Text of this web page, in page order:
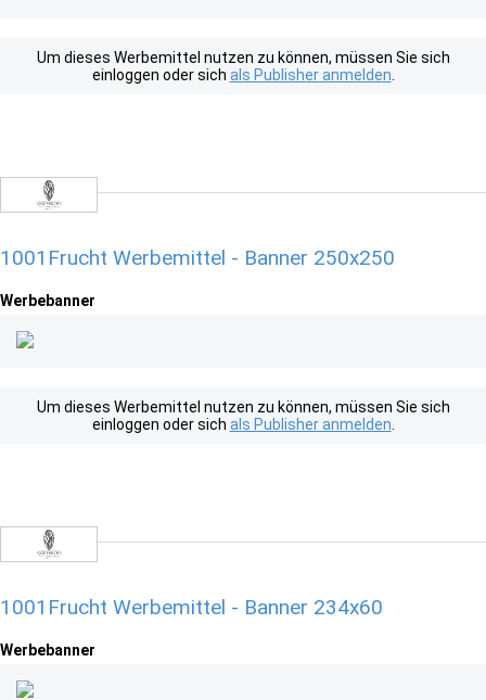
Um dieses Werbemittel nutzen zu können, müssen Sie sich
einloggen oder sich als Publisher anmelden
1001Frucht Werbemittel - Banner 250x250
Werbebanner
Um dieses Werbemittel nutzen zu können, müssen Sie sich
einloggen oder sich als Publisher anmelden
1001Frucht Werbemittel - Banner 234x60
Werbebanner